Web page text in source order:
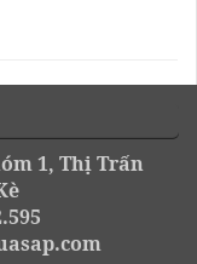
1, Thị Trấn